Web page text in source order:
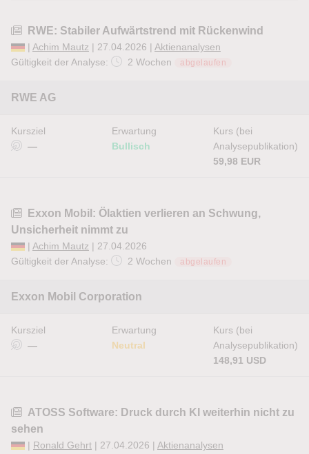
RWE: Stabiler Aufwärtstrend mit Rückenwind
| Achim Mautz | 27.04.2026 | Aktienanalysen
Gültigkeit der Analyse:
2 Wochen abgelaufen
RWE AG
Kursziel
—
Erwartung
Bullisch
Kurs (bei
Analysepublikation)
59,98 EUR
Exxon Mobil: Ölaktien verlieren an Schwung,
Unsicherheit nimmt zu
| Achim Mautz | 27.04.2026
Gültigkeit der Analyse:
2 Wochen abgelaufen
Exxon Mobil Corporation
Kursziel
—
Erwartung
Neutral
Kurs (bei
Analysepublikation)
148,91 USD
ATOSS Software: Druck durch KI weiterhin nicht zu
sehen
| Ronald Gehrt | 27.04.2026 | Aktienanalysen